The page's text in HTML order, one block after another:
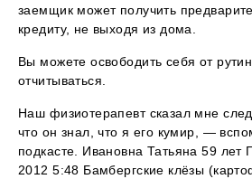
заемщик может получить
кредиту, не выходя из дома.
Вы можете освободить себя от
отчитываться.
Наш физиотерапевт сказал мне
что он знал, что я его кумир, —
подкасте. Ивановна Татьяна 59 лет
2012 5:48 Бамбергские клёзы